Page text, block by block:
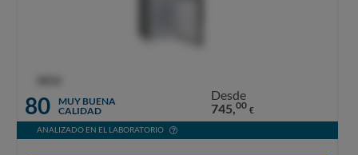
80
MUY BUENA
CALIDAD
Desde
745,00 €
ANALIZADO EN EL LABORATORIO